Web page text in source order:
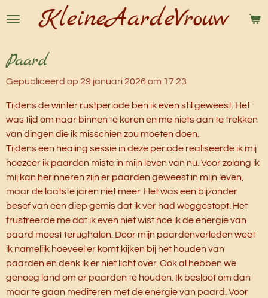
Ga
direct
de
hoofdinhoud
KleineAardeVrouw
Paard
Gepubliceerd op 29 januari 2026 om 17:23
Tijdens de winter rustperiode ben ik even stil geweest. Het
was tijd om naar binnen te keren en me niets aan te trekken
van dingen die ik misschien zou moeten doen.
Tijdens een healing sessie in deze periode realiseerde ik mij
hoezeer ik paarden miste in mijn leven van nu. Voor zolang ik
mij kan herinneren zijn er paarden geweest in mijn leven,
maar de laatste jaren niet meer. Het was een bijzonder
besef van een diep gemis dat ik ver had weggestopt. Het
frustreerde me dat ik even niet wist hoe ik de energie van
paard moest terughalen. Door mijn paardenverleden weet
ik namelijk hoeveel er komt kijken bij het houden van
paarden en denk ik er niet licht over. Ook al hebben we
genoeg land om er paarden te houden. Ik besloot om dan
maar te gaan mediteren met de energie van paard. Voor